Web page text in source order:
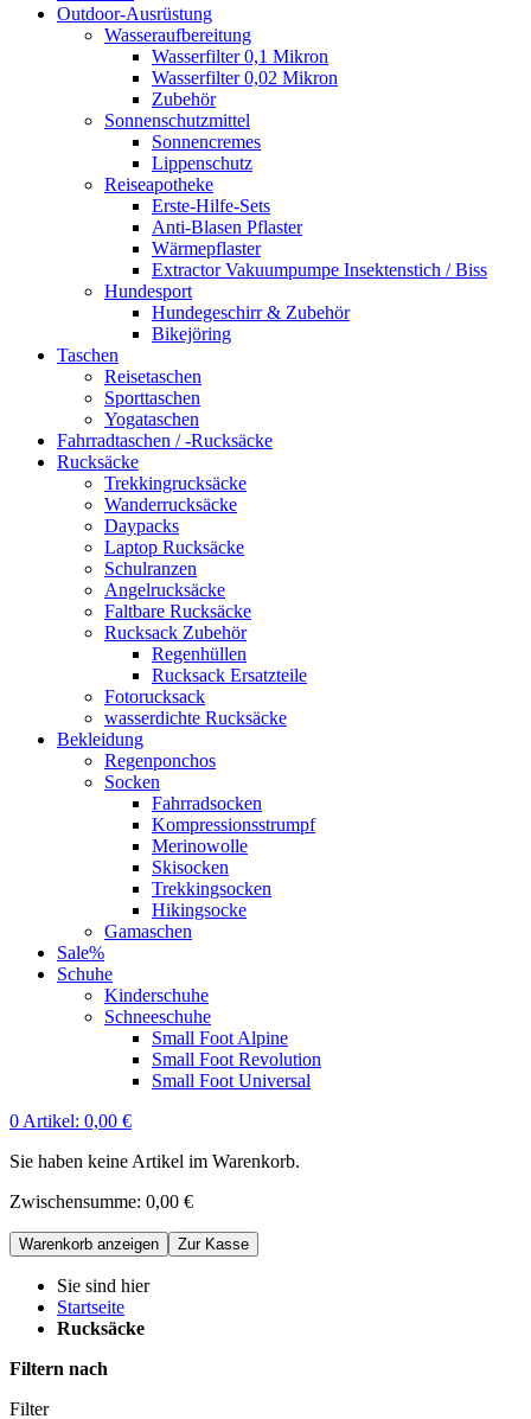
Outdoor-Ausrüstung
Wasseraufbereitung
Wasserfilter 0,1 Mikron
Wasserfilter 0,02 Mikron
Zubehör
Sonnenschutzmittel
Sonnencremes
Lippenschutz
Reiseapotheke
Erste-Hilfe-Sets
Anti-Blasen Pflaster
Wärmepflaster
Extractor Vakuumpumpe Insektenstich / Biss
Hundesport
Hundegeschirr & Zubehör
Bikejöring
Taschen
Reisetaschen
Sporttaschen
Yogataschen
Fahrradtaschen / -Rucksäcke
Rucksäcke
Trekkingrucksäcke
Wanderrucksäcke
Daypacks
Laptop Rucksäcke
Schulranzen
Angelrucksäcke
Faltbare Rucksäcke
Rucksack Zubehör
Regenhüllen
Rucksack Ersatzteile
Fotorucksack
wasserdichte Rucksäcke
Bekleidung
Regenponchos
Socken
Fahrradsocken
Kompressionsstrumpf
Merinowolle
Skisocken
Trekkingsocken
Hikingsocke
Gamaschen
Sale%
Schuhe
Kinderschuhe
Schneeschuhe
Small Foot Alpine
Small Foot Revolution
Small Foot Universal
0 Artikel: 0,00 €
Sie haben keine Artikel im Warenkorb.
Zwischensumme: 0,00 €
Warenkorb anzeigen Zur Kasse
Sie sind hier
Startseite
Rucksäcke
Filtern nach
Filter